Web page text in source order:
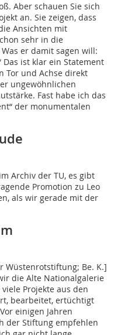
Aber schauen Sie sich
an. Sie zeigen, dass
Ansichten mit
sehr in die
er damit sagen will:
Das ist klar ein Statement
Tor und Achse direkt
ungewöhnlichen
Fast habe ich das
der monumentalen
Archiv der TU, es gibt
Promotion zu Leo
als wir gerade mit der
Wüstenrotstiftung; Be. K.]
die Alte Nationalgalerie
Projekte aus den
bearbeitet, ertüchtigt
einigen Jahren
der Stiftung empfehlen